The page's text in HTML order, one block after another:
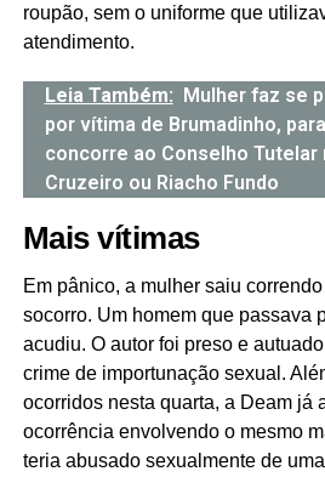
roupão, sem o uniforme que
atendimento.
Leia Também: Mulher faz se
por vítima de Brumadinho, para
concorre ao Conselho Tutelar
Cruzeiro ou Riacho Fundo
Mais vítimas
Em pânico, a mulher saiu
socorro. Um homem que passava
acudiu. O autor foi preso e
crime de importunação sexual.
ocorridos nesta quarta, a Deam já
ocorrência envolvendo o mesmo
teria abusado sexualmente de